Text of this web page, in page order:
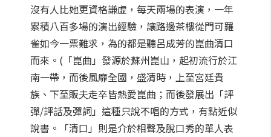
沒有人比她更資格謙虛，每天兩場的表演，一年
累積八百多場的演出經驗，讓路邊茶樓從門可羅
雀如今一票難求，為的都是聽呂成芳的崑曲清口
而來。(「崑曲」發源於蘇州崑山，起初流行於江
南一帶，而後風靡全國，盛清時，上至宮廷貴
族、下至販夫走卒皆熱愛崑曲；而後發展出「評
彈/評話及彈詞」這種只說不唱的方式，有點近似
說書。「清口」則是介於相聲及脫口秀的單人表